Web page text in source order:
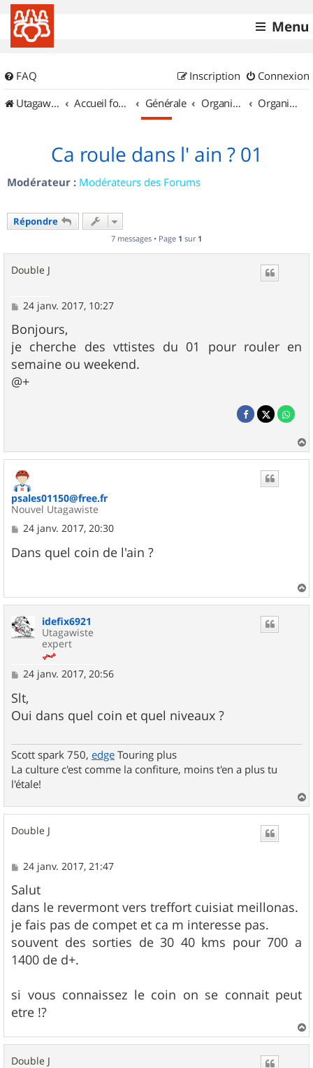
Menu
FAQ Connexion
Inscription
UtagawaVTT (Randos VTT et VTTAE avec traces GPS)
Accueil forum Générale Organisation de sorties & Recherche de partenaires Organisation de sorties en région Rhône Alpes
Ca roule dans l' ain ? 01
Modérateur : Modérateurs des Forums
Répondre
7 messages • Page 1 sur 1
Double J
M
s
s
a
g
e
24 janv. 2017, 10:27
Bonjours,
je cherche des vttistes du 01 pour rouler en
semaine ou weekend.
@+
a
psales01150@free.fr
Nouvel Utagawiste
M
s
s
e
24 janv. 2017, 20:30
Dans quel coin de l'ain ?
a
idefix6921
Utagawiste
expert
M
s
s
a
24 janv. 2017, 20:56
Slt,
Oui dans quel coin et quel niveaux ?
Scott spark 750, edge Touring plus
La culture c'est comme la confiture, moins t'en a plus tu
l'étale!
a
u
Double J
M
s
s
a
g
e
24 janv. 2017, 21:47
Salut
dans le revermont vers treffort cuisiat meillonas.
je fais pas de compet et ca m interesse pas.
souvent des sorties de 30 40 kms pour 700 a
1400 de d+.
si vous connaissez le coin on se connait peut
etre !?
a
Double J